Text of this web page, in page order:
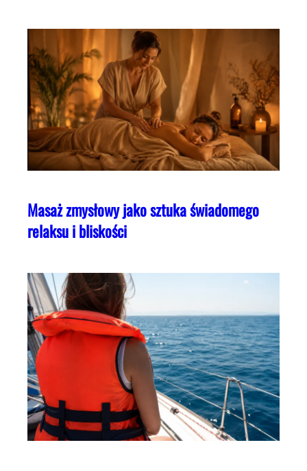
Masaż zmysłowy jako sztuka świadomego
relaksu i bliskości